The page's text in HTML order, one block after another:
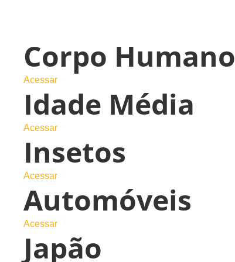
Corpo Humano
Acessar
Idade Média
Acessar
Insetos
Acessar
Automóveis
Acessar
Japão